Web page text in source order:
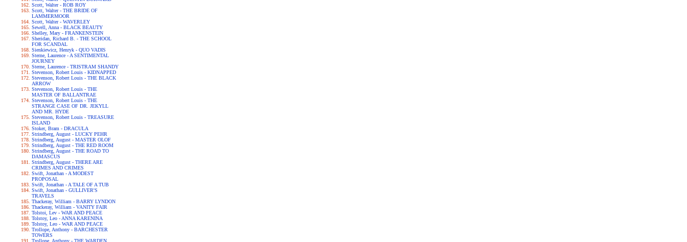
Scott, Walter - ROB ROY
Scott, Walter - THE BRIDE OF
LAMMERMOOR
Scott, Walter - WAVERLEY
Sewell, Anna - BLACK BEAUTY
Shelley, Mary - FRANKENSTEIN
Sheridan, Richard B. - THE SCHOOL
FOR SCANDAL
Sienkiewicz, Henryk - QUO VADIS
Sterne, Laurence - A SENTIMENTAL
JOURNEY
Sterne, Laurence - TRISTRAM SHANDY
Stevenson, Robert Louis - KIDNAPPED
Stevenson, Robert Louis - THE BLACK
ARROW
Stevenson, Robert Louis - THE
MASTER OF BALLANTRAE
Stevenson, Robert Louis - THE
STRANGE CASE OF DR. JEKYLL
AND MR. HYDE
Stevenson, Robert Louis - TREASURE
ISLAND
Stoker, Bram - DRACULA
Strindberg, August - LUCKY PEHR
Strindberg, August - MASTER OLOF
Strindberg, August - THE RED ROOM
Strindberg, August - THE ROAD TO
DAMASCUS
Strindberg, August - THERE ARE
CRIMES AND CRIMES
Swift, Jonathan - A MODEST
PROPOSAL
Swift, Jonathan - A TALE OF A TUB
Swift, Jonathan - GULLIVER'S
TRAVELS
Thackeray, William - BARRY LYNDON
Thackeray, William - VANITY FAIR
Tolstoi, Lev - WAR AND PEACE
Tolstoy, Leo - ANNA KARENINA
Tolstoy, Leo - WAR AND PEACE
Trollope, Anthony - BARCHESTER
TOWERS
Trollope, Anthony - THE WARDEN